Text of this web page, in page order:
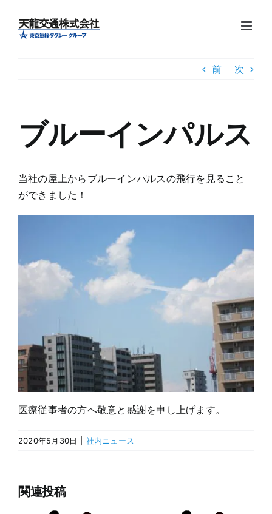
content
前 次
ブルーインパルス
当社の屋上からブルーインパルスの飛行を見ること
ができました！
医療従事者の方へ敬意と感謝を申し上げます。
2020年5月30日 社内ニュース
関連投稿